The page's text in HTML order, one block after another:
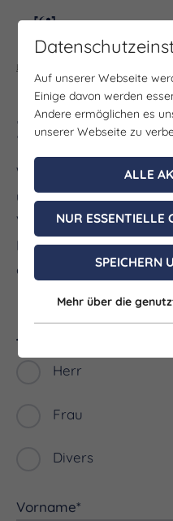
Leben & Arbeiten
Willkommen auf
uns über Dein
Verfügung. Nutze das
Kontaktformular, um
oder Anregungen
Anrede
Herr
Frau
Divers
Vorname*
Auf unserer Webseite
Einige davon werden
Andere ermöglichen es
unserer Webseite zu
ALLE
NUR ESSENTIELLE
SPEICHERN
Mehr über die